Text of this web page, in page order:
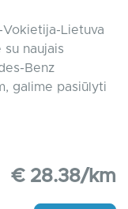
Lietuva
su naujais
Benz
galime pasiūlyti
€ 28.38/km